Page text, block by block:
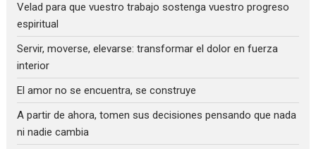
Velad para que vuestro trabajo sostenga vuestro progreso
espiritual
Servir, moverse, elevarse: transformar el dolor en fuerza
interior
El amor no se encuentra, se construye
A partir de ahora, tomen sus decisiones pensando que nada
ni nadie cambia